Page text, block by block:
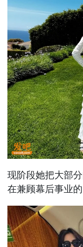
现阶段她把大部
在兼顾幕后事业